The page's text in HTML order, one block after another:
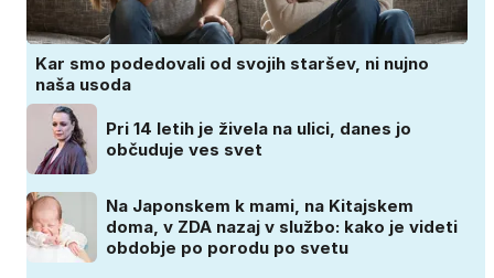
Kar smo podedovali od svojih staršev, ni nujno
naša usoda
Pri 14 letih je živela na ulici, danes jo
občuduje ves svet
Na Japonskem k mami, na Kitajskem
doma, v ZDA nazaj v službo: kako je videti
obdobje po porodu po svetu